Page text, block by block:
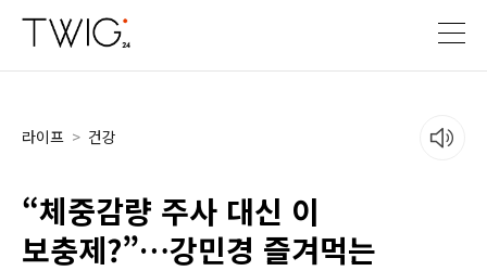
라이프 > 건강
“체중감량 주사 대신 이
보충제?”…강민경 즐겨먹는